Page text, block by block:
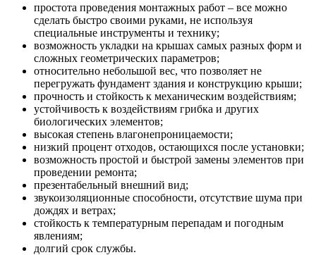
простота проведения монтажных работ – все можно
сделать быстро своими руками, не используя
специальные инструменты и технику;
возможность укладки на крышах самых разных форм и
сложных геометрических параметров;
относительно небольшой вес, что позволяет не
перегружать фундамент здания и конструкцию крыши;
прочность и стойкость к механическим воздействиям;
устойчивость к воздействиям грибка и других
биологических элементов;
высокая степень влагонепроницаемости;
низкий процент отходов, остающихся после установки;
возможность простой и быстрой замены элементов при
проведении ремонта;
презентабельный внешний вид;
звукоизоляционные способности, отсутствие шума при
дождях и ветрах;
стойкость к температурным перепадам и погодным
явлениям;
долгий срок службы.